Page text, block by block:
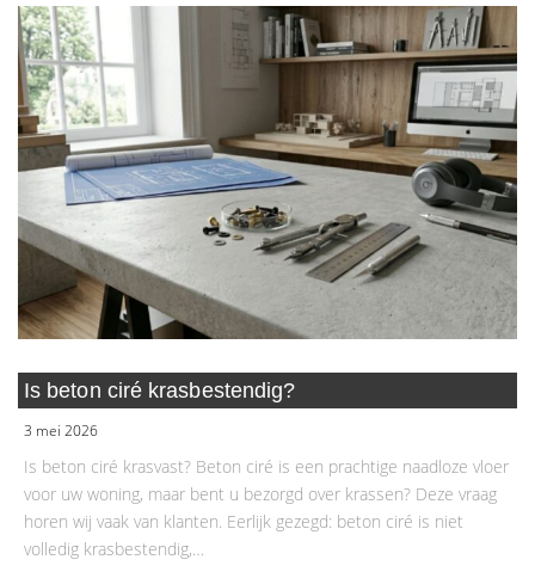
Is beton ciré krasbestendig?
3 mei 2026
Is beton ciré krasvast? Beton ciré is een prachtige naadloze vloer
voor uw woning, maar bent u bezorgd over krassen? Deze vraag
horen wij vaak van klanten. Eerlijk gezegd: beton ciré is niet
volledig krasbestendig,…